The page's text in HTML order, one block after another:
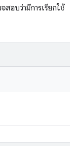
สอบว่ามีการเรียกใช้